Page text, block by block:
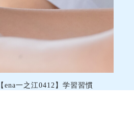
【ena一之江0412】学習習慣